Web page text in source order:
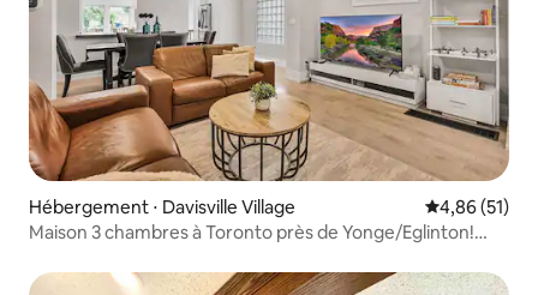
Hébergement ⋅ Davisville Village Évaluation
4,86 (51)
Maison 3 chambres à Toronto près de Yonge/Eglinton!